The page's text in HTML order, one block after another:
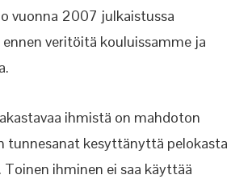
vuonna 2007 julkaistussa
veritöitä kouluissamme ja
ihmistä on mahdoton
tunnesanat kesyttänyttä pelokasta
ihminen ei saa käyttää